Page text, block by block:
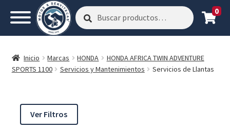
Buscar
por:
Buscar 0
Inicio Marcas HONDA
HONDA AFRICA TWIN ADVENTURE
SPORTS 1100
Servicios y Mantenimientos Servicios de Llantas
Ver Filtros